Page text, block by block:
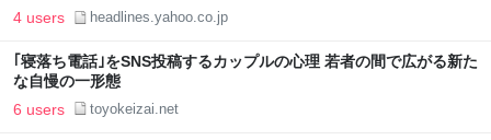
4 users headlines.yahoo.co.jp
｢寝落ち電話｣をSNS投稿するカップルの心理 若者の間で広がる新た
な自慢の一形態
6 users toyokeizai.net